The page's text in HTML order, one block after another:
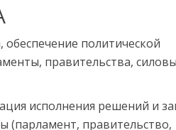
политической
правительства,
исполнения решений и
(парламент, правительство,